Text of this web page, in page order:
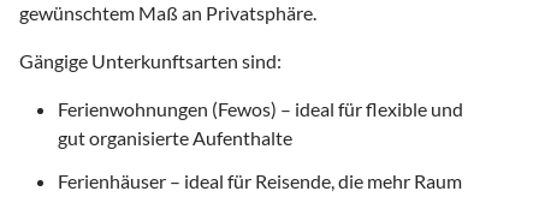
gewünschtem Maß an Privatsphäre.
Gängige Unterkunftsarten sind:
Ferienwohnungen (Fewos) – ideal für flexible und
gut organisierte Aufenthalte
Ferienhäuser – ideal für Reisende, die mehr Raum